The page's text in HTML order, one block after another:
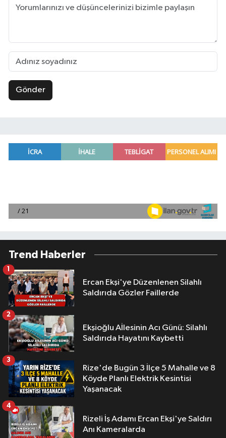
Gönder
Trend Haberler
Ercan Ekşi'ye Düzenlenen Silahlı
Saldırıda Gözler Faillerde
1
Ekşioğlu Aİlesinin Acı Günü: Silahlı
Saldırıda Hayatını Kaybetti
2
Rize'de Bugün 3 İlçe 5 Mahalle ve 8
Köyde Planlı Elektrik Kesintisi
Yaşanacak
3
Rizeli İş Adamı Ercan Ekşi'ye Saldırı
Anı Kameralarda
4